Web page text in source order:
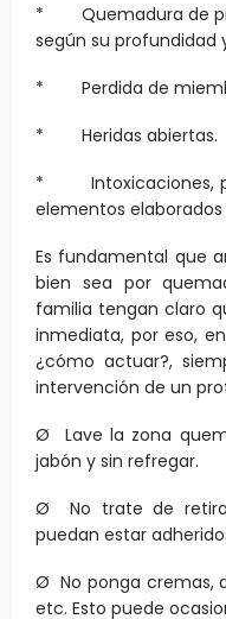
* Quemadura de
según su profundidad
* Perdida de
* Heridas abiertas.
* Intoxicaciones,
elementos
Es fundamental que
bien sea por
familia tengan claro
inmediata, por eso,
¿cómo actuar?,
intervención de un
Ø Lave la zona
jabón y sin refregar.
Ø No trate de
puedan estar
Ø No ponga cremas,
etc. Esto puede